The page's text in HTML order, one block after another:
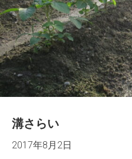
溝さらい
2017年8月2日